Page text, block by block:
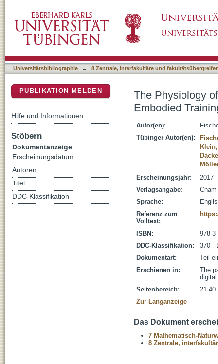
Universitätsbibliographie → 8 Zentrale, interfakultäre und
The Physiology
Embodied
Autor(en):
Tübinger Autor(en):
Erscheinungsjahr:
2017
Verlagsangabe:
Sprache:
Referenz zum
Volltext:
ISBN:
978-
DDC-Klassifikation:
370 -
Dokumentart:
Teil
Erschienen in:
The
digital
Seitenbereich:
21-40
Zur Langanzeige
Das Dokument
7 Mathematisch-
8 Zentrale,
PUBLIKATION MELDEN
Hilfe und Informationen
Stöbern
Dokumentanzeige
Erscheinungsdatum
Autoren
Titel
DDC-Klassifikation